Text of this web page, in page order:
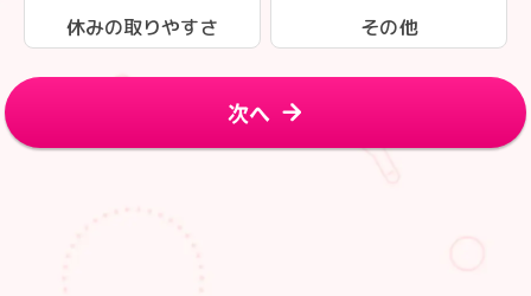
休みの取りやすさ その他
次へ